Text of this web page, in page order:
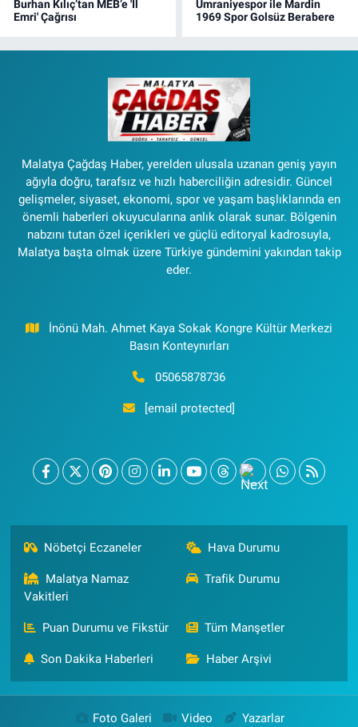
Burhan Kılıç’tan MEB’e 'İl
Emri' Çağrısı
Ümraniyespor ile Mardin
1969 Spor Golsüz Berabere
Malatya Çağdaş Haber, yerelden ulusala uzanan geniş yayın
ağıyla doğru, tarafsız ve hızlı haberciliğin adresidir. Güncel
gelişmeler, siyaset, ekonomi, spor ve yaşam başlıklarında en
önemli haberleri okuyucularına anlık olarak sunar. Bölgenin
nabzını tutan özel içerikleri ve güçlü editoryal kadrosuyla,
Malatya başta olmak üzere Türkiye gündemini yakından takip
eder.
İnönü Mah. Ahmet Kaya Sokak Kongre Kültür Merkezi
Basın Konteynırları
05065878736
[email protected]
Nöbetçi Eczaneler Hava Durumu
Malatya Namaz
Vakitleri
Trafik Durumu
Puan Durumu ve Fikstür Tüm Manşetler
Son Dakika Haberleri Haber Arşivi
Foto Galeri Video Yazarlar